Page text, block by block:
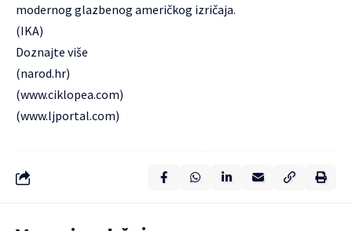
modernog glazbenog američkog izričaja.
(IKA)
Doznajte više
(narod.hr)
(www.ciklopea.com)
(www.ljportal.com)